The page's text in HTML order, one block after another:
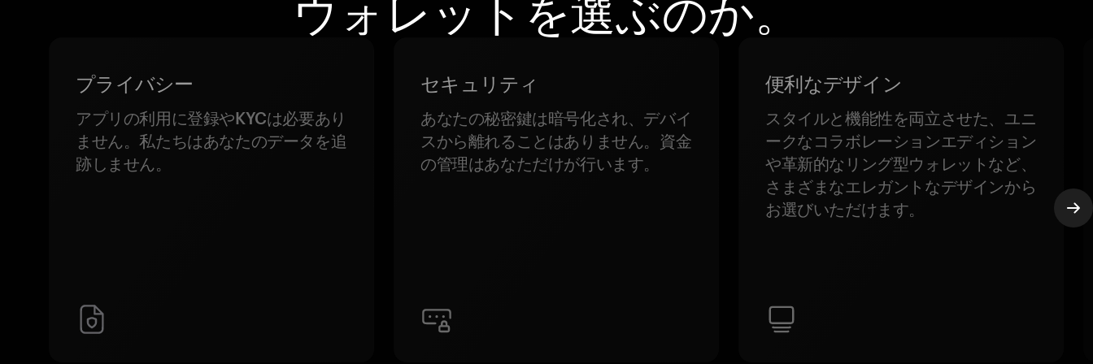
ウォレットを選ぶのか。
プライバシー
アプリの利用に登録やKYCは必要あり
ません。私たちはあなたのデータを追
跡しません。
セキュリティ
あなたの秘密鍵は暗号化され、デバイ
スから離れることはありません。資金
の管理はあなただけが行います。
便利なデザイン
スタイルと機能性を両立させた、ユニ
ークなコラボレーションエディション
や革新的なリング型ウォレットなど、
さまざまなエレガントなデザインから
お選びいただけます。